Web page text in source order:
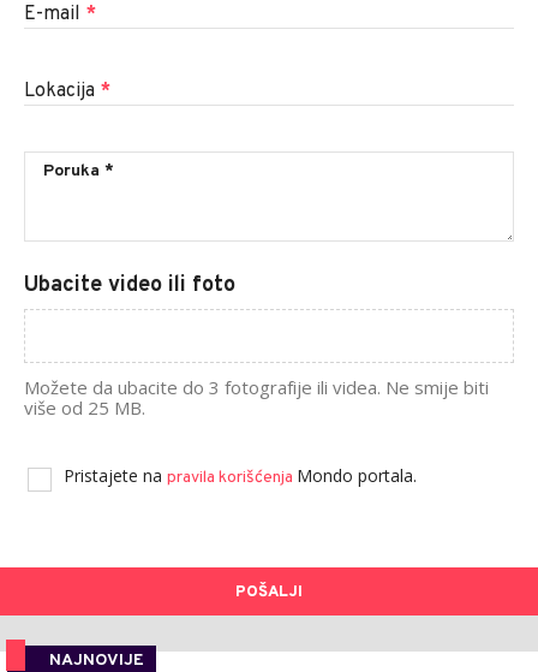
E-mail *
Lokacija *
Ubacite video ili foto
Možete da ubacite do 3 fotografije ili videa. Ne smije biti
više od 25 MB.
Pristajete na pravila korišćenja Mondo portala.
POŠALJI
NAJNOVIJE